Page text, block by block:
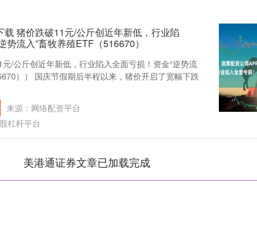
载 猪价跌破11元/公斤创近年新低，行业陷
势流入”畜牧养殖ETF（516670）
元/公斤创近年新低，行业陷入全面亏损！资金“逆势流
）） 国庆节假期后半程以来，猪价开启了宽幅下跌
来源：网络配资平台
杠杆平台
美港通证券文章已加载完成